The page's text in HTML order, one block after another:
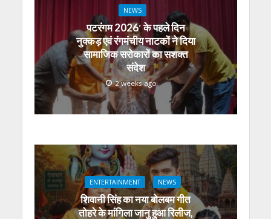
NEWS
पटरंगम 2026′ के पहले दिन
नुक्कड़ एवं रंगमंचीय नाटकों ने दिया
सामाजिक सरोकारों का सशक्त
संदेश
2 weeks ago
ENTERTAINMENT NEWS
शिवानी सिंह का नया बोलबम गीत
तोहरे के मांगिला जानु हुआ रिलीज,